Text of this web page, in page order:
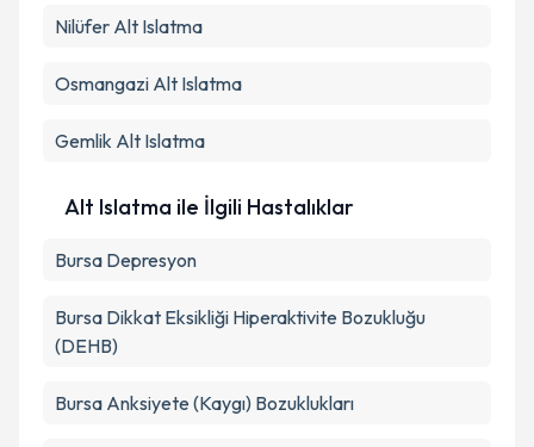
Metni'ni okudum ve kişisel verilerimin belirtilen
Nilüfer Alt Islatma
Osmangazi Alt Islatma
Gemlik Alt Islatma
Alt Islatma ile İlgili Hastalıklar
Bursa Depresyon
Bursa Dikkat Eksikliği Hiperaktivite Bozukluğu
(DEHB)
Bursa Anksiyete (Kaygı) Bozuklukları